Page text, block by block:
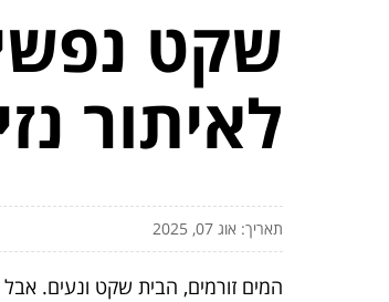
שקט
לאיתור
תאריך: אוג 07, 2025
המים זורמים, הבית שקט ונעים.